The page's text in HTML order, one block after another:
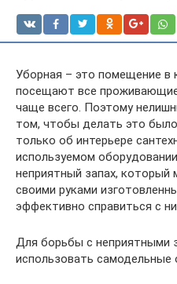
Уборная – это помещение в
посещают все
чаще всего. Поэтому
том, чтобы делать это
только об интерьере
используемом
неприятный запах,
своими руками
эффективно справиться с
Для борьбы с неприятными
использовать самодельные